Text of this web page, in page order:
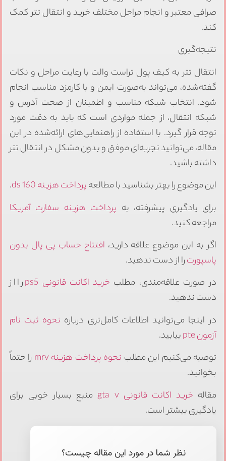
صرافی معتبر و انجام مراحل مختلف خرید و انتقال تتر کمک
کند.
نتیجه‌گیری
انتقال تتر به کیف پول تراست والت با رعایت مراحل و نکات
گفته‌شده، می‌تواند به‌صورت ایمن و با کارمزد مناسب انجام
شود. انتخاب شبکه مناسب و اطمینان از صحت آدرس و
شبکه انتقال، از جمله مواردی است که باید به دقت مورد
توجه قرار گیرد. با استفاده از راهنمایی‌های ارائه‌شده در این
مقاله، می‌توانید تجربه‌ای موفق و بدون مشکل در انتقال تتر
داشته باشید.
این موضوع را بهتر بشناسید با مطالعهپرداخت هزینه ds 160
.
برای یادگیری پیشرفته، به پرداخت هزینه سفارت آمریکا
مراجعه کنید.
اگر به این موضوع علاقه دارید، افتتاح حساب پی پال بدون
پاسپورترا از دست ندهید.
در صورت علاقه‌مندی، مطلب خرید اکانت قانونی ps5
را از
دست ندهید.
در اینجا می‌توانید اطلاعات کامل‌تری درباره نحوه ثبت نام
آزمون pte
بیابید.
توصیه می‌کنیم این مطلب نحوه پرداخت هزینه mrv
را حتماً
بخوانید.
مقاله خرید اکانت قانونی gta v
منبع بسیار خوبی برای
یادگیری بیشتر است.
نظر شما در مورد این مقاله چیست؟